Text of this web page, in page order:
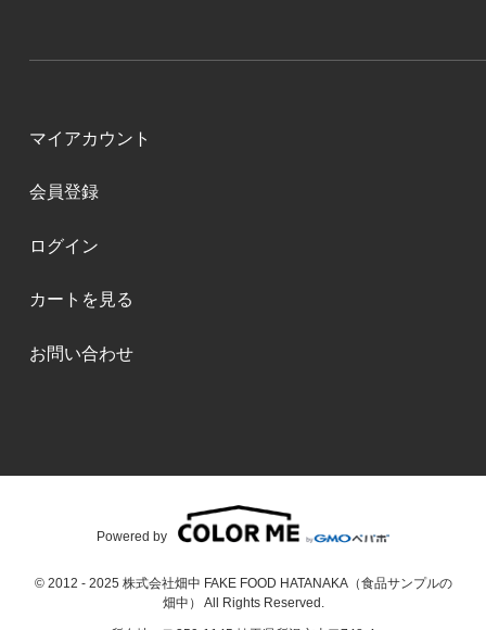
マイアカウント
会員登録
ログイン
カートを見る
お問い合わせ
© 2012 - 2025 株式会社畑中 FAKE FOOD HATANAKA（食品サンプルの
畑中） All Rights Reserved.
Powered by